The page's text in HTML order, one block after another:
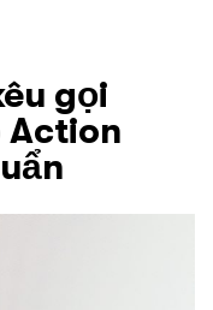
gọi
Action